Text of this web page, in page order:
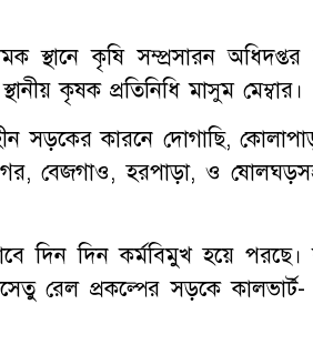
কৃষি সম্প্রসারন
কৃষক প্রতিনিধি মাসুম মেম্বার।
সড়কের কারনে দোগাছি,
বেজগাও, হরপাড়া, ও
দিন দিন কর্মবিমুখ হয়ে পরছে।
রেল প্রকল্পের সড়কে